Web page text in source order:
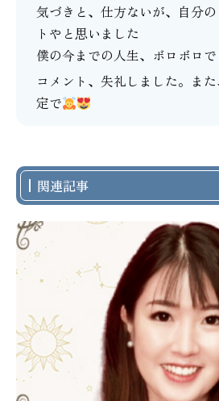
気づきと、仕方ないが、自分
トやと思いました
僕の今までの人生、ボロボロで
コメント、失礼しました。ま
定で
関連記事